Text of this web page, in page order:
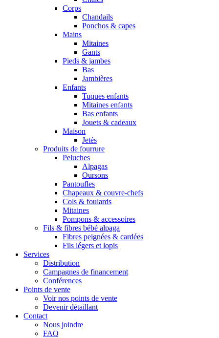
Corps
Chandails
Ponchos & capes
Mains
Mitaines
Gants
Pieds & jambes
Bas
Jambières
Enfants
Tuques enfants
Mitaines enfants
Bas enfants
Jouets & cadeaux
Maison
Jetés
Produits de fourrure
Peluches
Alpagas
Oursons
Pantoufles
Chapeaux & couvre-chefs
Cols & foulards
Mitaines
Pompons & accessoires
Fils & fibres bébé alpaga
Fibres peignées & cardées
Fils légers et lopis
Services
Distribution
Campagnes de financement
Conférences
Points de vente
Voir nos points de vente
Devenir détaillant
Contact
Nous joindre
FAQ